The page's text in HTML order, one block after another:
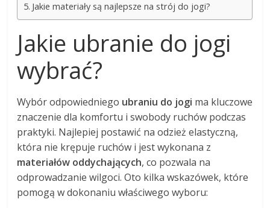
Jakie materiały są najlepsze na strój do jogi?
Jakie ubranie do jogi
wybrać?
Wybór odpowiedniego ubraniu do jogi ma kluczowe
znaczenie dla komfortu i swobody ruchów podczas
praktyki. Najlepiej postawić na odzież elastyczną,
która nie krępuje ruchów i jest wykonana z
materiałów oddychających, co pozwala na
odprowadzanie wilgoci. Oto kilka wskazówek, które
pomogą w dokonaniu właściwego wyboru: